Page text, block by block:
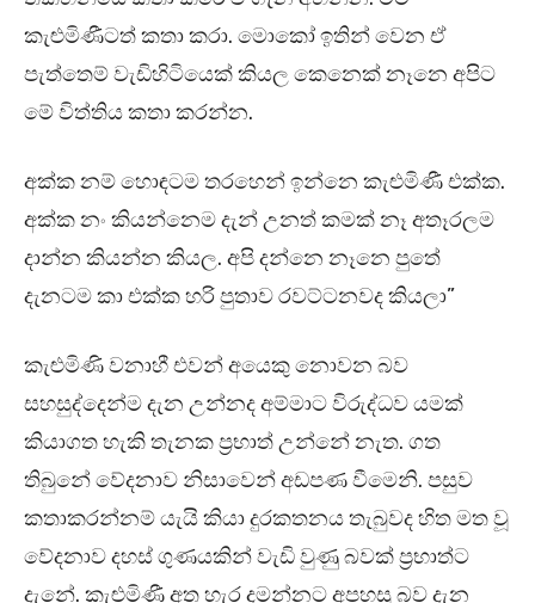
කැළුමිණීටත් කතා කරා. මොකෝ ඉතින් වෙන ඒ
පැත්තෙම් වැඩිහිටියෙක් කියල කෙනෙක් නෑනෙ අපිට
මේ විත්තිය කතා කරන්න.
අක්ක නම් හොඳටම තරහෙන් ඉන්නෙ කැළුමිණී එක්ක.
අක්ක නං කියන්නෙම දැන් උනත් කමක් නෑ අතෑරලම
දාන්න කියන්න කියල. අපි දන්නෙ නෑනෙ පුතේ
දැනටම කා එක්ක හරි පුතාව රවට්ටනවද කියලා”
කැළුමිණි වනාහී එවන් අයෙකු නොවන බව
සහසුද්දෙන්ම දැන උන්නද අම්මාට විරුද්ධව යමක්
කියාගත හැකි තැනක ප්‍රභාත් උන්නේ නැත. ගත
තිබුනේ වේදනාව නිසාවෙන් අඩපණ වීමෙනි. පසුව
කතාකරන්නම් යැයි කියා දුරකතනය තැබුවද හිත මත වූ
වේදනාව දහස් ගුණයකින් වැඩි වුණු බවක් ප්‍රභාත්ට
දැනේ. කැළුමිණී අත හැර දමන්නට අපහසු බව දැන